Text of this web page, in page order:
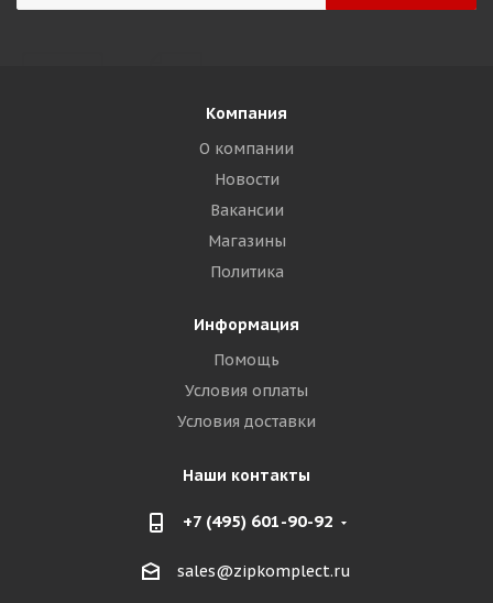
Компания
О компании
Новости
Вакансии
Магазины
Политика
Информация
Помощь
Условия оплаты
Условия доставки
Наши контакты
+7 (495) 601-90-92
sales@zipkomplect.ru